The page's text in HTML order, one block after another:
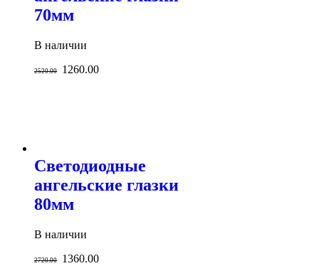
70мм
В наличии
2520.00 1260.00
Светодиодные
ангельские глазки
80мм
В наличии
2720.00 1360.00